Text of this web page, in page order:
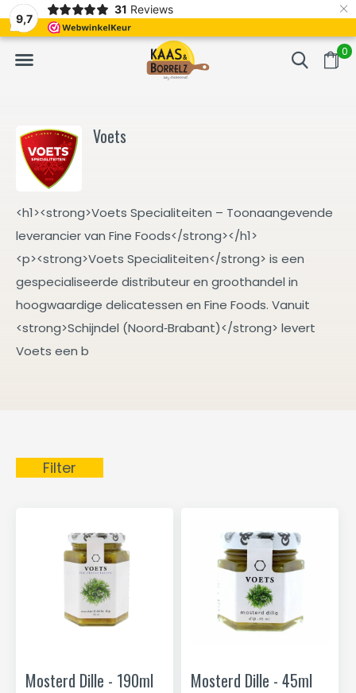
9,7
31 Reviews ×
0
Vers van het mes en gevacumeerd Vaak volgende
Voets
<h1><strong>Voets Specialiteiten – Toonaangevende
leverancier van Fine Foods</strong></h1>
<p><strong>Voets Specialiteiten</strong> is een
gespecialiseerde distributeur en groothandel in
hoogwaardige delicatessen en Fine Foods. Vanuit
<strong>Schijndel (Noord‑Brabant)</strong> levert
Voets een b
Filter
Mosterd Dille - 190ml Mosterd Dille - 45ml